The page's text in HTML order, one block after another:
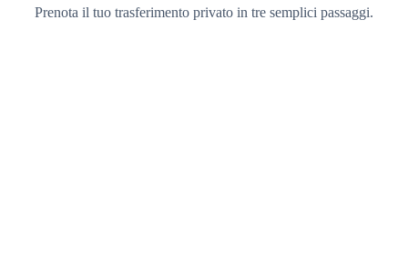
Prenota il tuo trasferimento privato in tre semplici passaggi.